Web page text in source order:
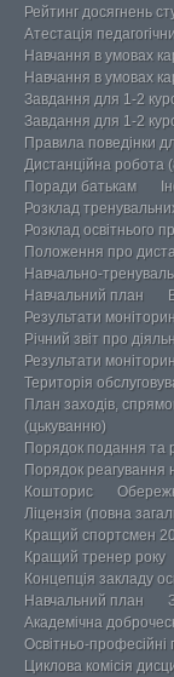
Рейтинг досягнень
Атестація
Навчання в умовах
Навчання в умовах
Завдання для 1-2
Завдання для 1-2
Правила поведінки
Дистанційна робота
Поради батькам
Розклад
Розклад освітнього
Положення про
Навчально-
Навчальний план
Результати
Річний звіт про
Результати
Територія
План заходів,
(цькуванню)
Порядок подання та
Порядок реагування
Кошторис
Ліцензія (повна
Кращий спортсмен
Кращий тренер року
Концепція закладу
Навчальний план
Академічна
Освітньо-професійні
Циклова комісія